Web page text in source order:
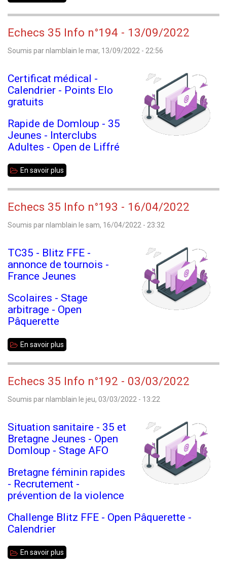
Info
n°195
02/11/2022
Echecs 35 Info n°194 - 13/09/2022
Soumis parnlamblain le mar, 13/09/2022 - 22:56
Certificat médical -
Calendrier - Points Elo
gratuits
Rapide de Domloup - 35
Jeunes - Interclubs
Adultes - Open de Liffré
En savoir plus
Info
n°194
13/09/2022
Echecs 35 Info n°193 - 16/04/2022
Soumis parnlamblain le sam, 16/04/2022 - 23:32
TC35 - Blitz FFE -
annonce de tournois -
France Jeunes
Scolaires - Stage
arbitrage - Open
Pâquerette
En savoir plus
Info
n°193
16/04/2022
Echecs 35 Info n°192 - 03/03/2022
Soumis parnlamblain le jeu, 03/03/2022 - 13:22
Situation sanitaire - 35 et
Bretagne Jeunes - Open
Domloup - Stage AFO
Bretagne féminin rapides
- Recrutement -
prévention de la violence
Challenge Blitz FFE - Open Pâquerette -
Calendrier
En savoir plus